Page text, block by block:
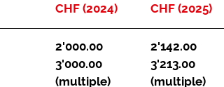
CHF (2024)
CHF (2025)
2'000.00
3'000.00
(multiple)
2'142.00
3'213.00
(multiple)